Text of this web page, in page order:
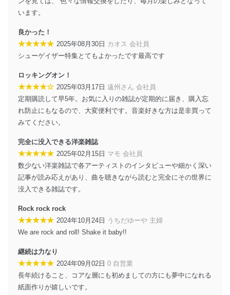
情報システムの使用に伴う漏洩等の防止
設定しています。
当社は、内部監査及びマネジメントレビューの機会を通
じて、個人情報保護マネジメントシステムを継続的に改
善し、常に最良の状態を維持します。
苦情及び相談受付け窓口
貴殿の個人情報及び当社の個人情報保護マネジメントシ
ステムに関するご相談及び苦情については以下までご連
絡ください。
適切、かつ迅速に対応させていただきます。
株式会社富士山マガジンサービス 個人情報問い合わせ
TEL：0570-200-223
FAX：03-5459-7073
e-mail：
cs@fujisan.co.jp
制定：2005年4月1日
株式会社富士山マガジンサービス
個人情報の取扱いについて
います。
良かった！
★★★★★ 2025年08月30日 カオス 会社員
シューゲイザー特集とてもよかったです最高です
ロッキングオン！
★★★★☆ 2025年03月17日 遠州さん 会社員
定期購読して早5年。お気に入りの雑誌が定期的に届き、購入忘
れ防止にもなるので、大変便利です。音楽好きな方は是非買って
みてください。
完全に没入できる洋楽雑誌
★★★★★ 2025年02月15日 マモ 会社員
数少ない洋楽雑誌で各アーティストのインタビューや細かく深い
記事が読み応えがあり、曲を聴きながら読むと完全にその世界に
没入できる雑誌です。
Rock rock rock
★★★★★ 2024年10月24日 うちだゆーや 主婦
We are rock and roll! Shake it baby!!
継続は力なり
★★★★★ 2024年09月02日 0 自営業
長年続けること、コアな層にも初めましての方にも夢中になれる
紙面作りが嬉しいです。